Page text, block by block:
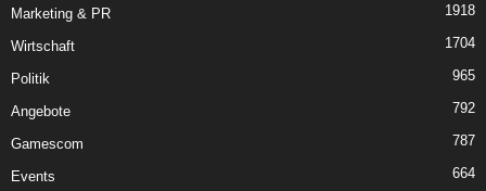
Marketing & PR 1918
Wirtschaft 1704
Politik 965
Angebote 792
Gamescom 787
Events 664